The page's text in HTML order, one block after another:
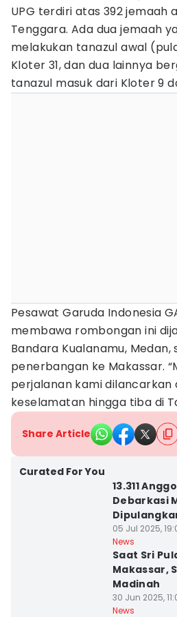
UPG terdiri atas 392 jemaah
Tenggara. Ada dua jemaah
melakukan tanazul awal
Kloter 31, dan dua lainnya
tanazul masuk dari Kloter 9
Pesawat Garuda Indonesia
membawa rombongan ini
Bandara Kualanamu,
penerbangan ke Makassar.
perjalanan kami dilancarkan
keselamatan hingga tiba di
Share Article
Curated For You
13.311
Debarkasi
05 Jul 2025,
News
Saat Sri
Makassar,
Madinah
30 Jun 2025,
News